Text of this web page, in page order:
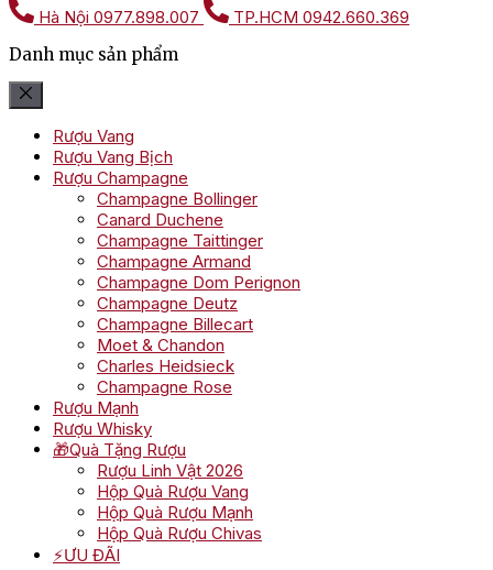
Hà Nội 0977.898.007 TP.HCM 0942.660.369
Danh mục sản phẩm
Rượu Vang
Rượu Vang Bịch
Rượu Champagne
Champagne Bollinger
Canard Duchene
Champagne Taittinger
Champagne Armand
Champagne Dom Perignon
Champagne Deutz
Champagne Billecart
Moet & Chandon
Charles Heidsieck
Champagne Rose
Rượu Mạnh
Rượu Whisky
🎁Quà Tặng Rượu
Rượu Linh Vật 2026
Hộp Quà Rượu Vang
Hộp Quà Rượu Mạnh
Hộp Quà Rượu Chivas
⚡ƯU ĐÃI